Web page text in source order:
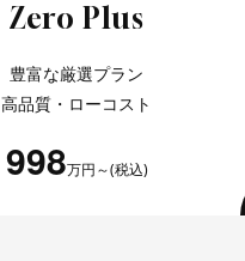
Zero Plus
豊富な厳選プラン
高品質・ローコスト
998万円～(税込)